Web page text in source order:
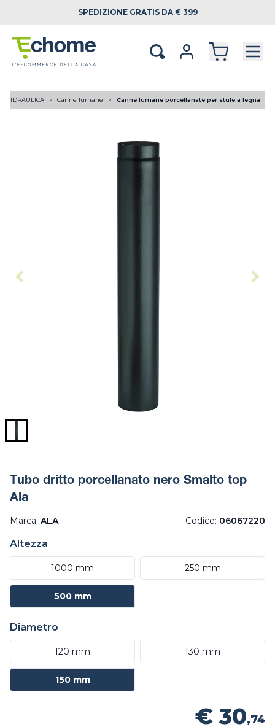
SPEDIZIONE GRATIS DA € 399
Canne fumarie Canne fumarie porcellanate per stufe a legna
Tubo dritto porcellanato nero Smalto top
Ala
Marca: ALA Codice: 06067220
Altezza
1000 mm 250 mm
500 mm
Diametro
120 mm 130 mm
150 mm
€ 30,74